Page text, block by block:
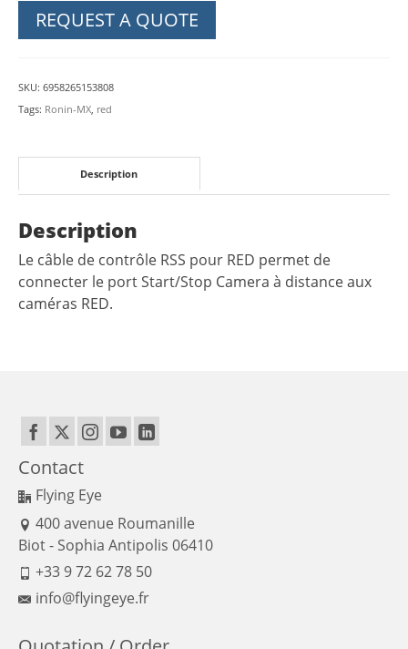
RED
pour
REQUEST A QUOTE
SKU: 6958265153808
Tags: Ronin-MX, red
Description
Description
Le câble de contrôle RSS pour RED permet de
connecter le port Start/Stop Camera à distance aux
caméras RED.
Contact
Flying Eye
400 avenue Roumanille
Biot - Sophia Antipolis 06410
+33 9 72 62 78 50
info@flyingeye.fr